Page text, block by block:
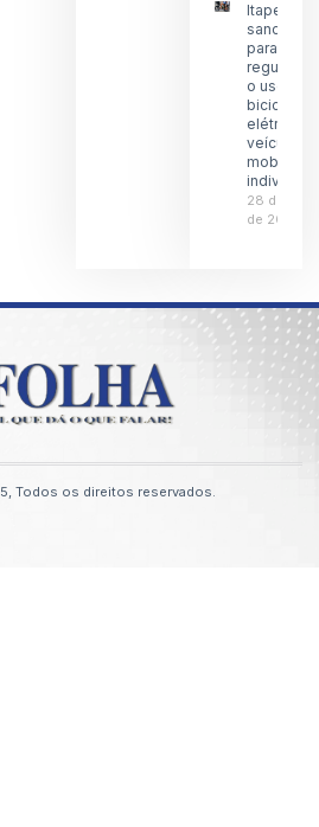
Itaperuna
sanciona
para
o uso de
bicicletas
elétricas
veículos
individual
28 de
de 2026
Todos os direitos reservados.